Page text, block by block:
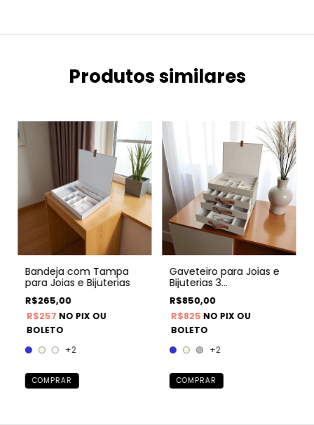
Produtos similares
Bandeja com Tampa
para Joias e Bijuterias
R$265,00
R$257 NO PIX OU
BOLETO
+2
COMPRAR
Gaveteiro para Joias e
Bijuterias 3
gavetas+bandeja com
tampa
R$850,00
R$825 NO PIX OU
BOLETO
+2
COMPRAR